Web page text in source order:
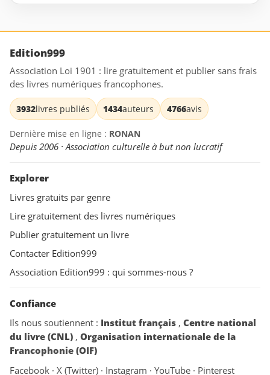
Edition999
Association Loi 1901 : lire gratuitement et publier sans frais
des livres numériques francophones.
3932livres publiés 1434auteurs 4766avis
Dernière mise en ligne : RONAN
Depuis 2006 · Association culturelle à but non lucratif
Explorer
Livres gratuits par genre
Lire gratuitement des livres numériques
Publier gratuitement un livre
Contacter Edition999
Association Edition999 : qui sommes-nous ?
Confiance
Ils nous soutiennent : Institut français , Centre national
du livre (CNL) , Organisation internationale de la
Francophonie (OIF)
Facebook · X (Twitter) · Instagram · YouTube · Pinterest